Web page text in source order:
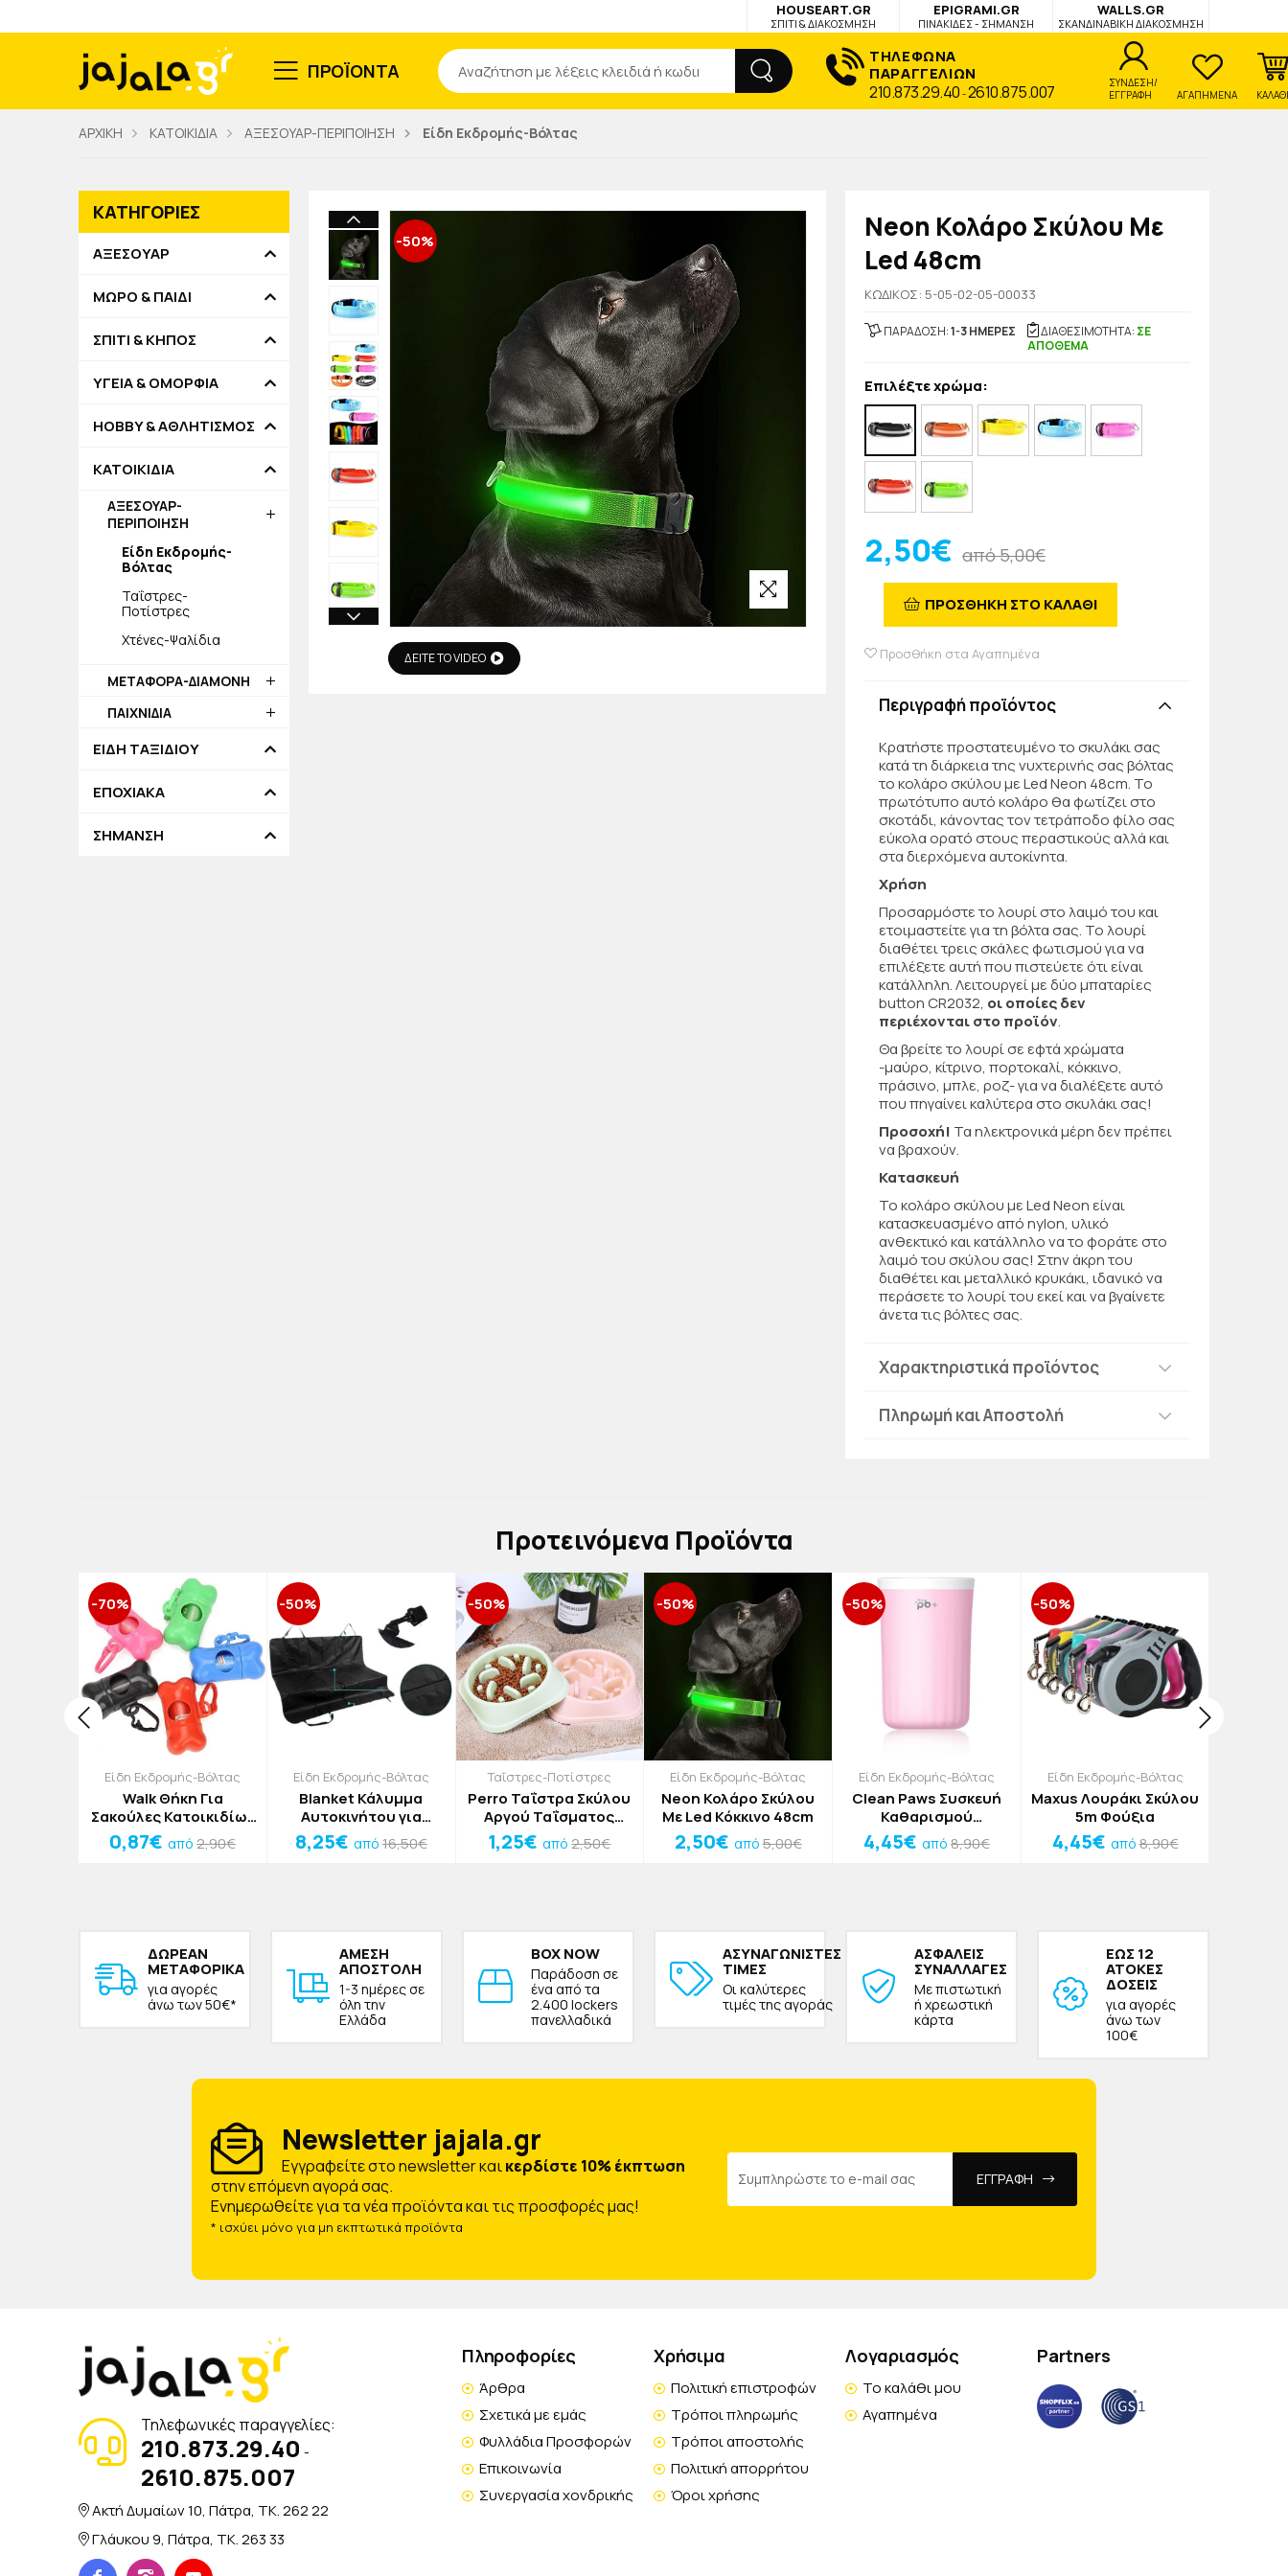
HOUSEART.GR
ΣΠΙΤΙ & ΔΙΑΚΟΣΜΗΣΗ
EPIGRAMI.GR
ΠΙΝΑΚΙΔΕΣ - ΣΗΜΑΝΣΗ
WALLS.GR
ΣΚΑΝΔΙΝΑΒΙΚΗ ΔΙΑΚΟΣΜΗΣΗ
ΠΡΟΪΟΝΤΑ
Αναζήτηση
ΤΗΛΕΦΩΝΑ
ΠΑΡΑΓΓΕΛΙΩΝ
210.873.29.40 -2610.875.007
ΣΥΝΔΕΣΗ/
ΕΓΓΡΑΦΗ
ΑΓΑΠΗΜΕΝΑ
ΑΡΧΙΚΗ ΚΑΤΟΙΚΙΔΙΑ ΑΞΕΣΟΥΑΡ-ΠΕΡΙΠΟΙΗΣΗ Είδη Εκδρομής-Βόλτας
-50%
ΔΕΙΤΕ ΤΟ VIDEO
Neon Κολάρο Σκύλου Με
Led 48cm
KΩΔΙΚΟΣ: 5-05-02-05-00033
ΠΑΡΑΔΟΣΗ:1-3 ΗΜΕΡΕΣ ΔΙΑΘΕΣΙΜΟΤΗΤΑ: ΣΕ
ΑΠΟΘΕΜΑ
Επιλέξτε χρώμα:
2,50€ από 5,00€
ΠΡΟΣΘΗΚΗ ΣΤΟ ΚΑΛΑΘΙ
Προσθήκη στα Αγαπημένα
Περιγραφή προϊόντος
Κρατήστε προστατευμένο το σκυλάκι σας
κατά τη διάρκεια της νυχτερινής σας βόλτας
το κολάρο σκύλου με Led Neon 48cm. Το
πρωτότυπο αυτό κολάρο θα φωτίζει στο
σκοτάδι, κάνοντας τον τετράποδο φίλο σας
εύκολα ορατό στους περαστικούς αλλά και
στα διερχόμενα αυτοκίνητα.
Χρήση
Προσαρμόστε το λουρί στο λαιμό του και
ετοιμαστείτε για τη βόλτα σας. Το λουρί
διαθέτει τρεις σκάλες φωτισμού για να
επιλέξετε αυτή που πιστεύετε ότι είναι
κατάλληλη. Λειτουργεί με δύο μπαταρίες
button CR2032, οι οποίες δεν
περιέχονται στο προϊόν.
Θα βρείτε το λουρί σε εφτά χρώματα
-μαύρο, κίτρινο, πορτοκαλί, κόκκινο,
πράσινο, μπλε, ροζ- για να διαλέξετε αυτό
που πηγαίνει καλύτερα στο σκυλάκι σας!
Προσοχή! Τα ηλεκτρονικά μέρη δεν πρέπει
να βραχούν.
Κατασκευή
Το κολάρο σκύλου με Led Neon είναι
κατασκευασμένο από nylon, υλικό
ανθεκτικό και κατάλληλο να το φοράτε στο
λαιμό του σκύλου σας! Στην άκρη του
διαθέτει και μεταλλικό κρυκάκι, ιδανικό να
περάσετε το λουρί του εκεί και να βγαίνετε
άνετα τις βόλτες σας.
Χαρακτηριστικά προϊόντος
Πληρωμή και Αποστολή
ΚΑΤΗΓΟΡΙΕΣ
ΑΞΕΣΟΥΑΡ
ΜΩΡΟ & ΠΑΙΔΙ
ΣΠΙΤΙ & ΚΗΠΟΣ
ΥΓΕΙΑ & ΟΜΟΡΦΙΑ
HOBBY & ΑΘΛΗΤΙΣΜΟΣ
ΚΑΤΟΙΚΙΔΙΑ
ΑΞΕΣΟΥΑΡ-
ΠΕΡΙΠΟΙΗΣΗ
Είδη Εκδρομής-
Βόλτας
Ταΐστρες-
Ποτίστρες
Χτένες-Ψαλίδια
ΜΕΤΑΦΟΡΑ-ΔΙΑΜΟΝΗ
ΠΑΙΧΝΙΔΙΑ
ΕΙΔΗ ΤΑΞΙΔΙΟΥ
ΕΠΟΧΙΑΚΑ
ΣΗΜΑΝΣΗ
Πρoτεινόμενα Προϊόντα
-70%
Είδη Εκδρομής-Βόλτας
Walk Θήκη Για
Σακούλες Κατοικιδίων
Κόκκινο 8cm
0,87€ από2,90€
-50%
Είδη Εκδρομής-Βόλτας
Blanket Κάλυμμα
Αυτοκινήτου για
Κατοικίδια Κόκκινο
8,25€ από16,50€
-50%
Ταΐστρες-Ποτίστρες
Perro Ταΐστρα Σκύλου
Αργού Ταΐσματος
Πράσινη
18,5x20,5x6cm
1,25€ από2,50€
-50%
Είδη Εκδρομής-Βόλτας
Neon Κολάρο Σκύλου
Με Led Κόκκινο 48cm
2,50€ από5,00€
-50%
Είδη Εκδρομής-Βόλτας
Clean Paws Συσκευή
Καθαρισμού
Πατουσών
Κατοικιδίων Ροζ
4,45€ από 8,90€
-50%
Είδη Εκδρομής-Βόλτας
Maxus Λουράκι Σκύλου
5m Φούξια
4,45€ από8,90€
ΔΩΡΕAΝ
ΜΕΤΑΦΟΡΙΚΑ
για αγορές
άνω των 50€*
ΑΜΕΣΗ
ΑΠΟΣΤΟΛΗ
1-3 ημέρες σε
όλη την
Ελλάδα
BOX NOW
Παράδοση σε
ένα από τα
2.400 lockers
πανελλαδικά
ΑΣΥΝΑΓΩΝΙΣΤΕΣ
ΤΙΜΕΣ
Οι καλύτερες
τιμές της αγοράς
ΑΣΦΑΛΕΙΣ
ΣΥΝΑΛΛΑΓΕΣ
Με πιστωτική
ή χρεωστική
κάρτα
ΕΩΣ 12
ΑΤΟΚΕΣ
ΔΟΣΕΙΣ
για αγορές
άνω των
100€
Newsletter jajala.gr
Eγγραφείτε στο newsletter καικερδίστε 10% έκπτωση
στην επόμενη αγορά σας.
Ενημερωθείτε για τα νέα προϊόντα και τις προσφορές μας!
* ισχύει μόνο για μη εκπτωτικά προϊόντα
ΕΓΓΡΑΦΗ
Τηλεφωνικές παραγγελίες:
210.873.29.40 -
2610.875.007
Ακτή Δυμαίων 10, Πάτρα, TK. 262 22
Γλάυκου 9, Πάτρα, TK. 263 33
Πληροφορίες
Άρθρα
Σχετικά με εμάς
Φυλλάδια Προσφορών
Επικοινωνία
Συνεργασία χονδρικής
Χρήσιμα
Πολιτική επιστροφών
Τρόποι πληρωμής
Τρόποι αποστολής
Πολιτική απορρήτου
Όροι χρήσης
Λογαριασμός
Το καλάθι μου
Αγαπημένα
Partners